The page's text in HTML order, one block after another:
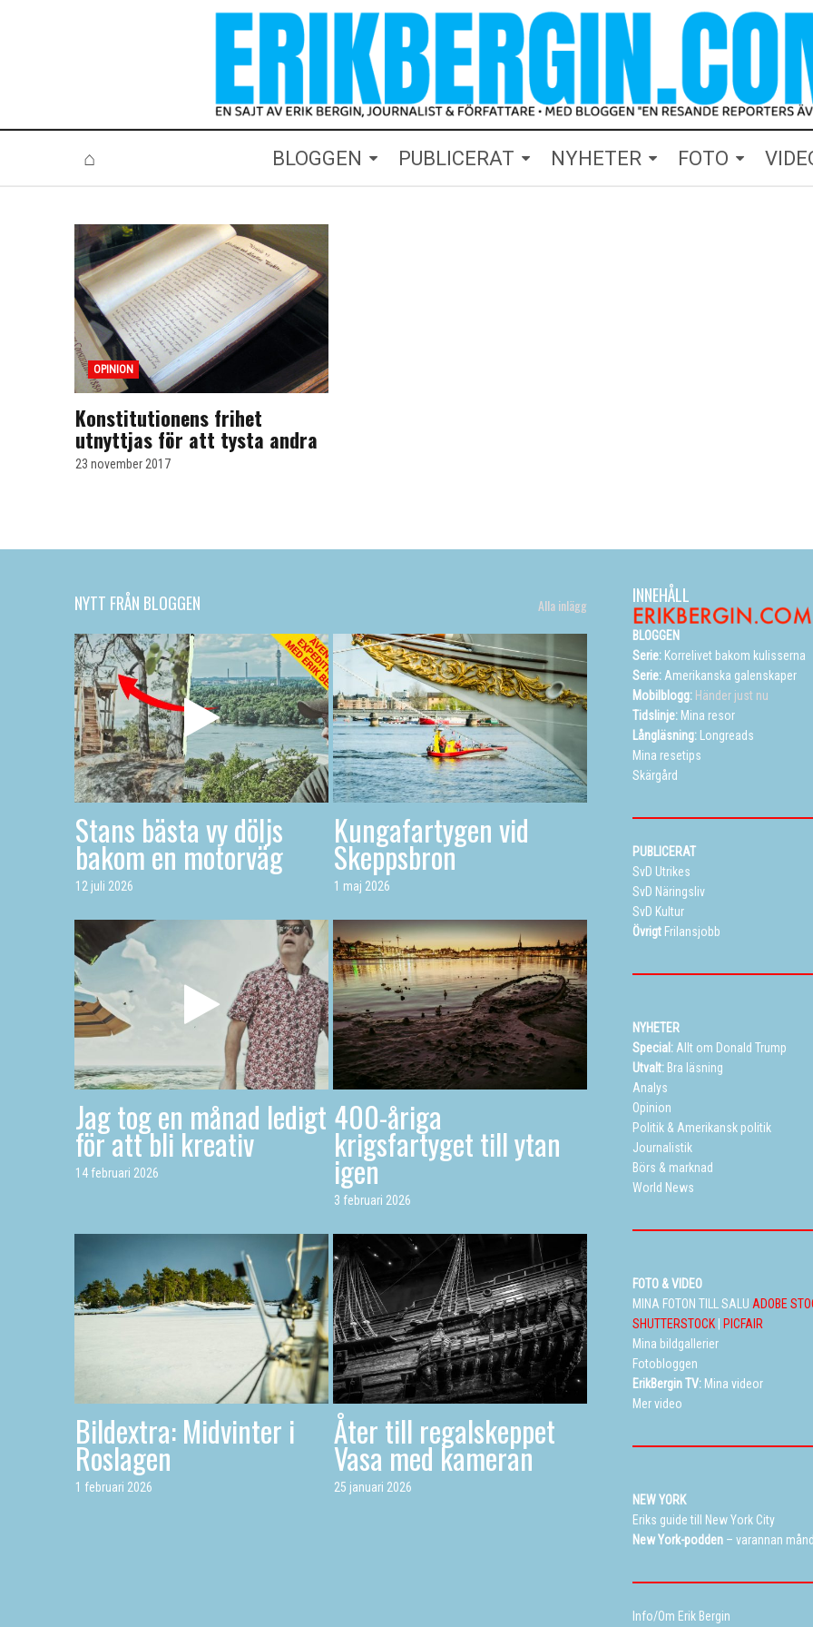
BLOGGEN PUBLICERAT NYHETER FOTO
⌂
OPINION
Konstitutionens frihet
utnyttjas för att tysta andra
23 november 2017
NYTT FRÅN BLOGGEN Alla inlägg
Stans bästa vy döljs
bakom en motorväg
12 juli 2026
Kungafartygen vid
Skeppsbron
1 maj 2026
Jag tog en månad ledigt
för att bli kreativ
14 februari 2026
400-åriga
krigsfartyget till ytan
igen
3 februari 2026
Bildextra: Midvinter i
Roslagen
1 februari 2026
Åter till regalskeppet
Vasa med kameran
25 januari 2026
INNEHÅLL
BLOGGEN
Serie: Korrelivet bakom kulisserna
Serie: Amerikanska galenskaper
Mobilblogg: Händer just nu
Tidslinje: Mina resor
Långläsning:
Longreads
Mina resetips
Skärgård
PUBLICERAT
SvD Utrikes
SvD Näringsliv
SvD Kultur
Övrigt Frilansjobb
NYHETER
Special: Allt om Donald Trump
Utvalt: Bra läsning
Analys
Opinion
Politik & Amerikansk politik
Journalistik
Börs & marknad
World News
FOTO & VIDEO
MINA FOTON TILL SALU ADOBE
SHUTTERSTOCK
PICFAIR
Mina bildgallerier
Fotobloggen
ErikBergin TV: Mina videor
Mer video
NEW YORK
Eriks guide till New York City
New York-podden – varannan
Info/Om Erik Bergin